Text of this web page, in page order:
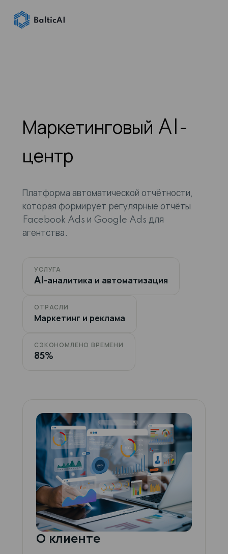
Маркетинговый AI-
центр
Платформа автоматической отчётности,
которая формирует регулярные отчёты
Facebook Ads и Google Ads для
агентства.
УСЛУГА
AI-аналитика и автоматизация
ОТРАСЛИ
Маркетинг и реклама
СЭКОНОМЛЕНО ВРЕМЕНИ
85%
О клиенте